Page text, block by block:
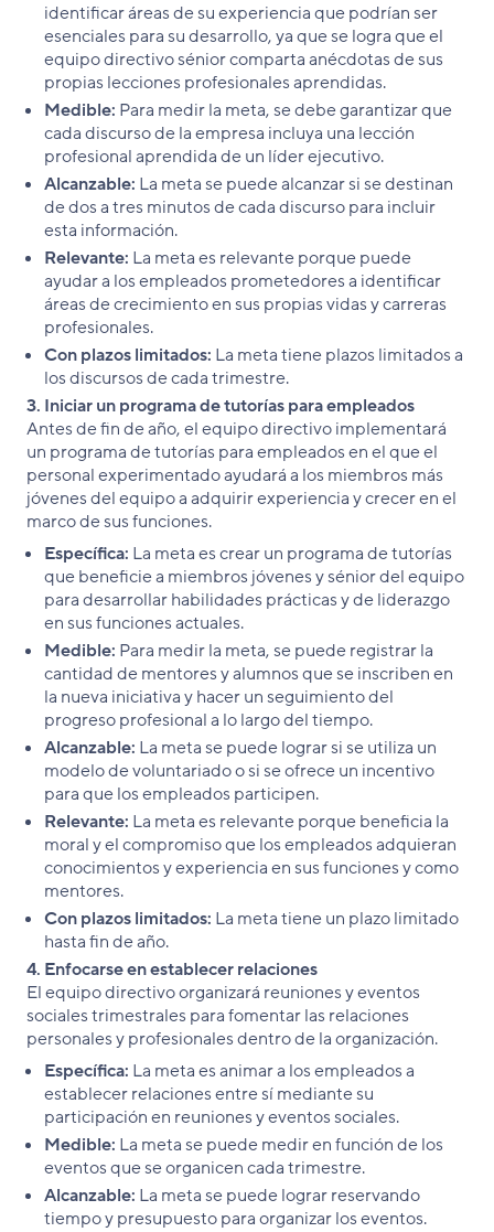
identificar áreas de su experiencia que podrían ser
esenciales para su desarrollo, ya que se logra que el
equipo directivo sénior comparta anécdotas de sus
propias lecciones profesionales aprendidas.
Medible: Para medir la meta, se debe garantizar que
cada discurso de la empresa incluya una lección
profesional aprendida de un líder ejecutivo.
Alcanzable: La meta se puede alcanzar si se destinan
de dos a tres minutos de cada discurso para incluir
esta información.
Relevante: La meta es relevante porque puede
ayudar a los empleados prometedores a identificar
áreas de crecimiento en sus propias vidas y carreras
profesionales.
Con plazos limitados: La meta tiene plazos limitados a
los discursos de cada trimestre.
3. Iniciar un programa de tutorías para empleados
Antes de fin de año, el equipo directivo implementará
un programa de tutorías para empleados en el que el
personal experimentado ayudará a los miembros más
jóvenes del equipo a adquirir experiencia y crecer en el
marco de sus funciones.
Específica: La meta es crear un programa de tutorías
que beneficie a miembros jóvenes y sénior del equipo
para desarrollar habilidades prácticas y de liderazgo
en sus funciones actuales.
Medible: Para medir la meta, se puede registrar la
cantidad de mentores y alumnos que se inscriben en
la nueva iniciativa y hacer un seguimiento del
progreso profesional a lo largo del tiempo.
Alcanzable: La meta se puede lograr si se utiliza un
modelo de voluntariado o si se ofrece un incentivo
para que los empleados participen.
Relevante: La meta es relevante porque beneficia la
moral y el compromiso que los empleados adquieran
conocimientos y experiencia en sus funciones y como
mentores.
Con plazos limitados: La meta tiene un plazo limitado
hasta fin de año.
4. Enfocarse en establecer relaciones
El equipo directivo organizará reuniones y eventos
sociales trimestrales para fomentar las relaciones
personales y profesionales dentro de la organización.
Específica: La meta es animar a los empleados a
establecer relaciones entre sí mediante su
participación en reuniones y eventos sociales.
Medible: La meta se puede medir en función de los
eventos que se organicen cada trimestre.
Alcanzable: La meta se puede lograr reservando
tiempo y presupuesto para organizar los eventos.